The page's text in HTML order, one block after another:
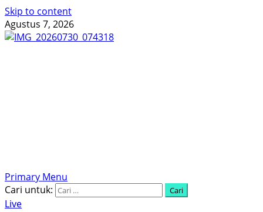
Skip to content
Agustus 7, 2026
Primary Menu
Cari untuk:
Live